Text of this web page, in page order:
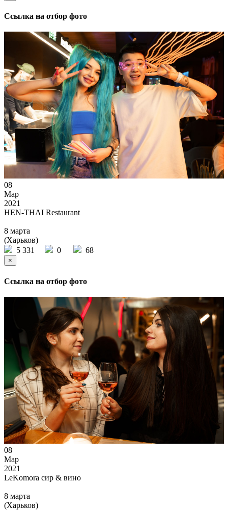
Ссылка на отбор фото
08
Мар
2021
HEN-THAI Restaurant
8 марта
(Харьков)
5 331
0 68
×
Ссылка на отбор фото
08
Мар
2021
LeKomora сир & вино
8 марта
(Харьков)